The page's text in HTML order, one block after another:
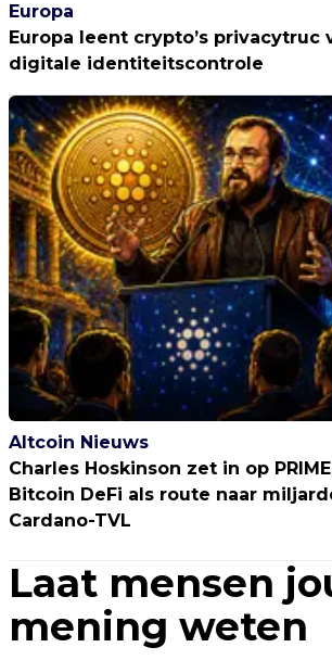
Europa
Europa leent crypto’s privacytruc
digitale identiteitscontrole
Altcoin Nieuws
Charles Hoskinson zet in op
Bitcoin DeFi als route naar
Cardano-TVL
Laat mensen
mening weten